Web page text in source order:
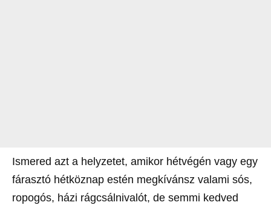
Ismered azt a helyzetet, amikor hétvégén vagy egy
fárasztó hétköznap estén megkívánsz valami sós,
ropogós, házi rágcsálnivalót, de semmi kedved